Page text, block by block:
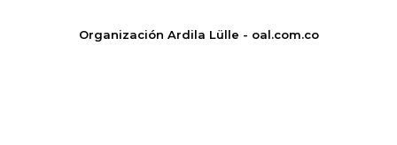
Organización Ardila Lülle - oal.com.co